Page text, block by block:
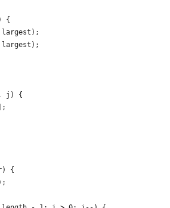
{
j) {
{